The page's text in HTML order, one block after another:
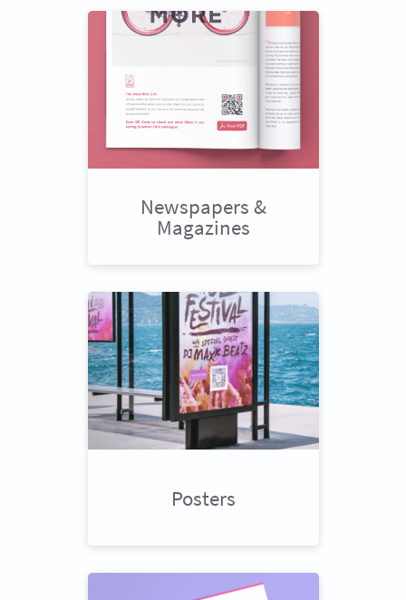
Newspapers &
Magazines
Posters